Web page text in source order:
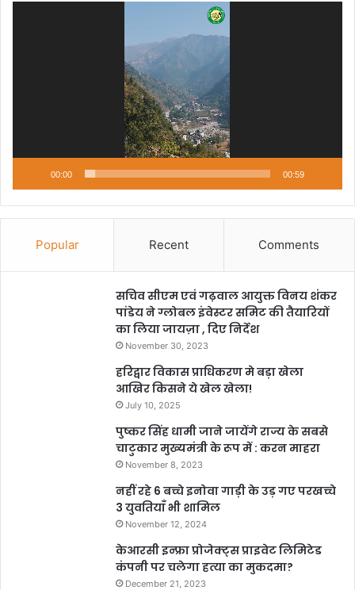
00:00 00:59
Popular Recent Comments
सचिव सीएम एवं गढ़वाल आयुक्त विनय शंकर
पांडेय ने ग्लोबल इंवेस्टर समिट की तैयारियों
का लिया जायज़ा , दिए निर्देश
November 30, 2023
हरिद्वार विकास प्राधिकरण मे बड़ा खेला
आखिर किसने ये खेल खेला!
July 10, 2025
पुष्कर सिंह धामी जाने जायेंगे राज्य के सबसे
चाटुकार मुख्यमंत्री के रूप में : करन माहरा
November 8, 2023
नहीं रहे 6 बच्चे इनोवा गाड़ी के उड़ गए परखच्चे
3 युवतियाँ भी शामिल
November 12, 2024
केआरसी इन्फ्रा प्रोजेक्ट्स प्राइवेट लिमिटेड
कंपनी पर चलेगा हत्या का मुकदमा?
December 21, 2023